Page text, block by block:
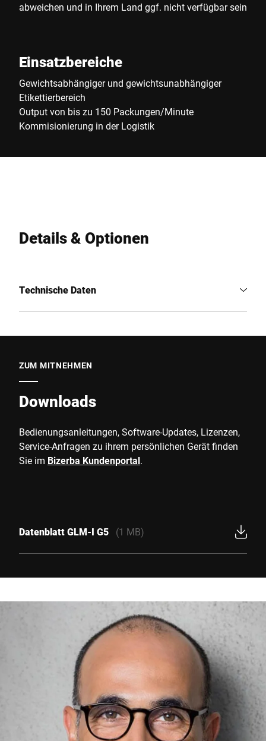
abweichen und in Ihrem Land ggf. nicht verfügbar sein
Einsatzbereiche
Gewichtsabhängiger und gewichtsunabhängiger
Etikettierbereich
Output von bis zu 150 Packungen/Minute
Kommisionierung in der Logistik
Details & Optionen
Technische Daten
ZUM MITNEHMEN
Downloads
Bedienungsanleitungen, Software-Updates, Lizenzen,
Service-Anfragen zu ihrem persönlichen Gerät finden
Sie im Bizerba Kundenportal.
Datenblatt GLM-I G5 (1 MB)